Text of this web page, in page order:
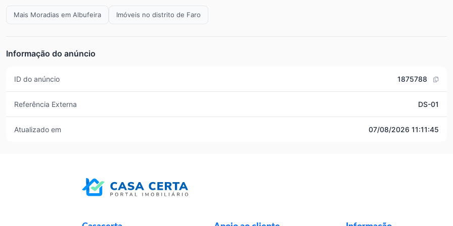
Mais Moradias em Albufeira Imóveis no distrito de Faro
Informação do anúncio
ID do anúncio 1875788
Referência Externa DS-01
Atualizado em 07/08/2026 11:11:45